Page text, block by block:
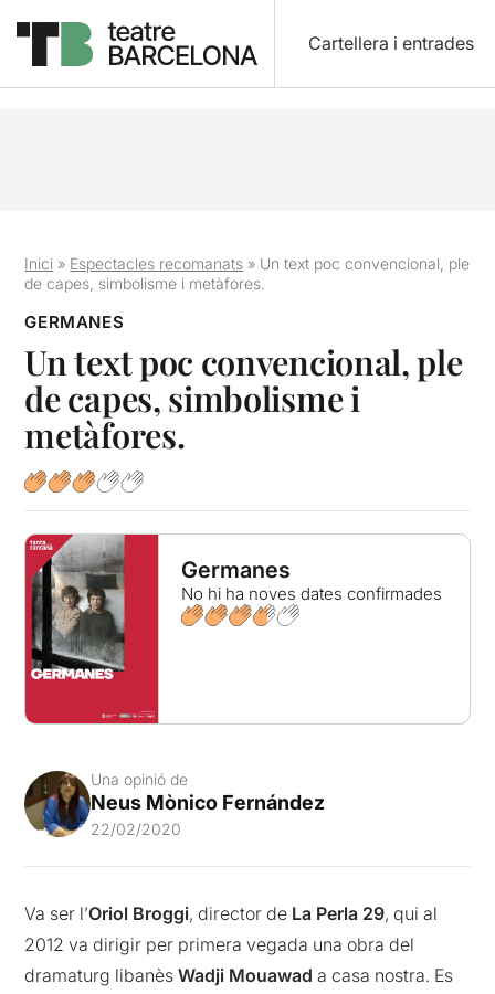
Cartellera i entrades
Inici » Espectacles recomanats » Un text poc convencional, ple
de capes, simbolisme i metàfores.
GERMANES
Un text poc convencional, ple
de capes, simbolisme i
metàfores.
Germanes
No hi ha noves dates confirmades
Una opinió de
Neus Mònico Fernández
22/02/2020
Va ser l’Oriol Broggi, director de La Perla 29, qui al
2012 va dirigir per primera vegada una obra del
dramaturg libanèsWadji Mouawada casa nostra. Es